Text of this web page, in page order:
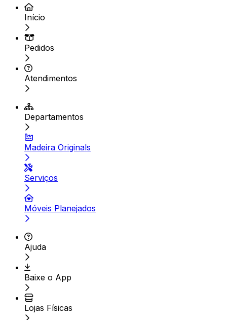
Início
Pedidos
Atendimentos
Departamentos
Madeira Originals
Serviços
Móveis Planejados
Ajuda
Baixe o App
Lojas Físicas